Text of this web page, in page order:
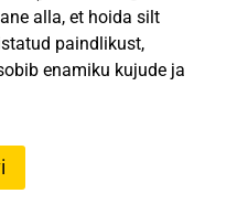
alla, et hoida silt
paindlikust,
enamiku kujude ja